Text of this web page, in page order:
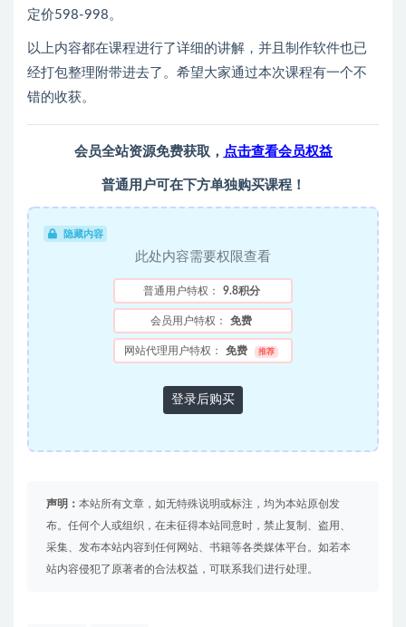
定价598-998。
以上内容都在课程进行了详细的讲解，并且制作软件也已
经打包整理附带进去了。希望大家通过本次课程有一个不
错的收获。
会员全站资源免费获取， 点击查看会员权益
普通用户可在下方单独购买课程！
隐藏内容
此处内容需要权限查看
普通用户特权： 9.8积分
会员用户特权： 免费
网站代理用户特权： 免费 推荐
登录后购买
声明： 本站所有文章，如无特殊说明或标注，均为本站原创发
布。任何个人或组织，在未征得本站同意时，禁止复制、盗用、
采集、发布本站内容到任何网站、书籍等各类媒体平台。如若本
站内容侵犯了原著者的合法权益，可联系我们进行处理。